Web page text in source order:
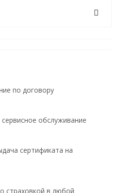
по договору
сервисное обслуживание
сертификата на
страховкой в любой